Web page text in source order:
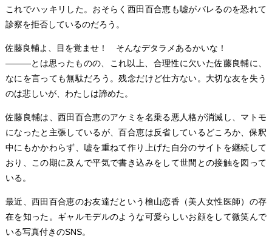
これでハッキリした。おそらく西田百合恵も嘘がバレるのを恐れて
診察を拒否しているのだろう。
佐藤良輔よ、目を覚ませ！ そんなデタラメあるかいな！
―――とは思ったものの、これ以上、合理性に欠いた佐藤良輔に、
なにを言っても無駄だろう。残念だけど仕方ない。大切な友を失う
のは悲しいが、わたしは諦めた。
佐藤良輔は、西田百合恵のアケミを名乗る悪人格が消滅し、マトモ
になったと主張しているが、百合恵は反省しているどころか、保釈
中にもかかわらず、嘘を重ねて作り上げた自分のサイトを継続して
おり、この期に及んで平気で書き込みをして世間との接触を図って
いる。
最近、西田百合恵のお友達だという檜山恋香（美人女性医師）の存
在を知った。ギャルモデルのような可愛らしいお顔をして微笑んで
いる写真付きのSNS。